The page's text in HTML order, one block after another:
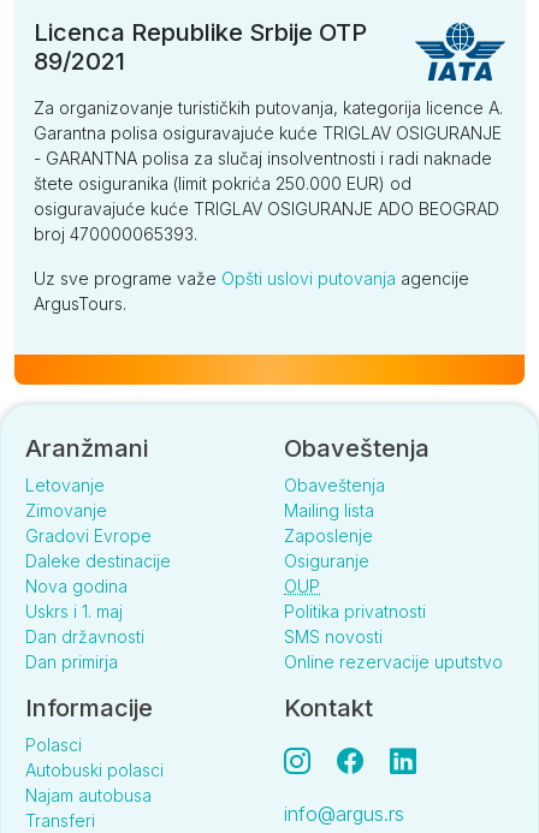
Licenca Republike Srbije OTP
89/2021
Za organizovanje turističkih putovanja, kategorija licence A.
Garantna polisa osiguravajuće kuće TRIGLAV OSIGURANJE
- GARANTNA polisa za slučaj insolventnosti i radi naknade
štete osiguranika (limit pokrića 250.000 EUR) od
osiguravajuće kuće TRIGLAV OSIGURANJE ADO BEOGRAD
broj 470000065393.
Uz sve programe važe Opšti uslovi putovanja agencije
ArgusTours.
Aranžmani
Letovanje
Zimovanje
Gradovi Evrope
Daleke destinacije
Nova godina
Uskrs i 1. maj
Dan državnosti
Dan primirja
Obaveštenja
Obaveštenja
Mailing lista
Zaposlenje
Osiguranje
OUP
Politika privatnosti
SMS novosti
Online rezervacije uputstvo
Informacije
Polasci
Autobuski polasci
Najam autobusa
Transferi
Kontakt
info@argus.rs